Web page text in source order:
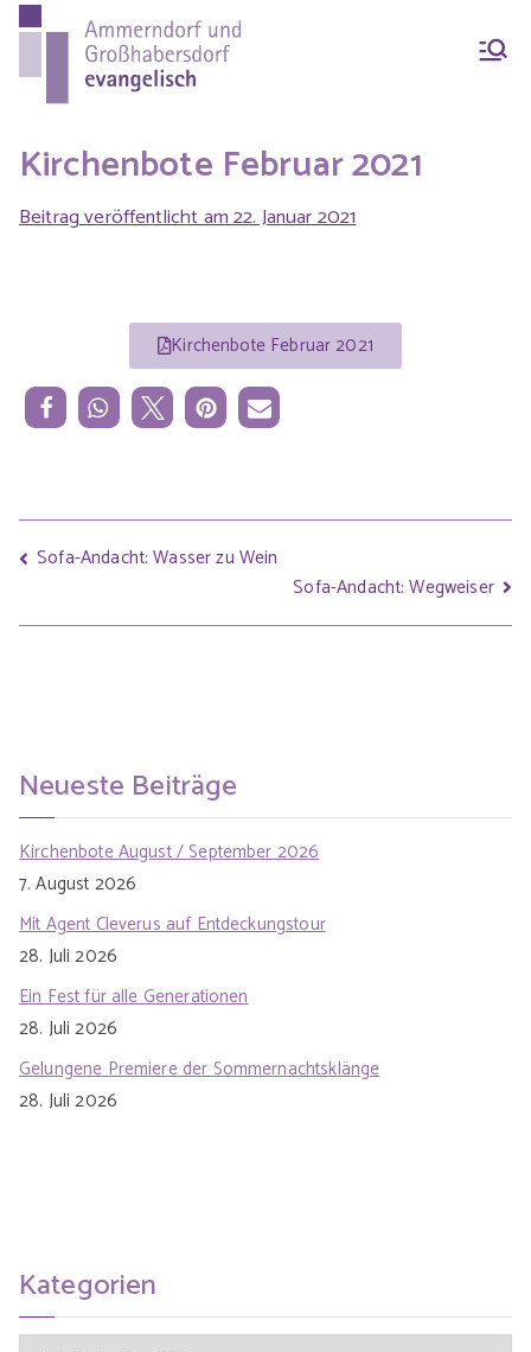
Ammern
dorf &
ersdorf
evangeli
sch
Großhabersdorf
Kirchenbote Februar 2021
Beitrag veröffentlicht am22. Januar 2021
Kirchenbote Februar 2021
Sofa-Andacht: Wasser zu Wein
Sofa-Andacht: Wegweiser
Neueste Beiträge
Kirchenbote August / September 2026
7. August 2026
Mit Agent Cleverus auf Entdeckungstour
28. Juli 2026
Ein Fest für alle Generationen
28. Juli 2026
Gelungene Premiere der Sommernachtsklänge
28. Juli 2026
Kategorien